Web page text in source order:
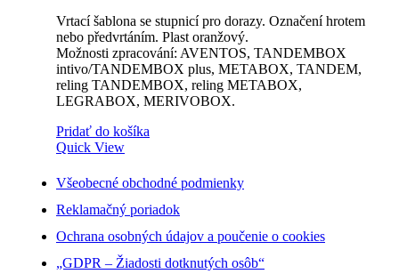
Vrtací šablona se stupnicí pro dorazy. Označení hrotem
nebo předvrtáním. Plast oranžový.
Možnosti zpracování: AVENTOS, TANDEMBOX
intivo/TANDEMBOX plus, METABOX, TANDEM,
reling TANDEMBOX, reling METABOX,
LEGRABOX, MERIVOBOX.
Pridať do košíka
Quick View
Všeobecné obchodné podmienky
Reklamačný poriadok
Ochrana osobných údajov a poučenie o cookies
„GDPR – Žiadosti dotknutých osôb“